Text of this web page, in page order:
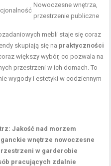
Nowoczesne wnętrza,
przestrzenie publiczne
mebli staje się coraz
skupiają się na praktyczności
większy wybór, co pozwala na
przestrzeni w ich domach. To
wygody i estetyki w codziennym
Jakość nad morzem
wnętrze nowoczesne
w garderobie
pracujących zdalnie